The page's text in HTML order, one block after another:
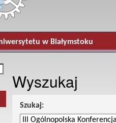
w Białymstoku
Wyszukaj
Szukaj: